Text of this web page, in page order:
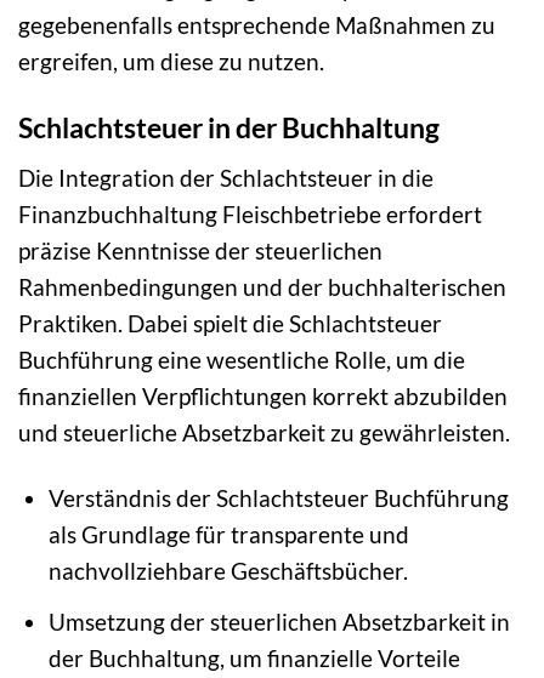
gegebenenfalls entsprechende Maßnahmen zu
ergreifen, um diese zu nutzen.
Schlachtsteuer in der Buchhaltung
Die Integration der Schlachtsteuer in die
Finanzbuchhaltung Fleischbetriebe erfordert
präzise Kenntnisse der steuerlichen
Rahmenbedingungen und der buchhalterischen
Praktiken. Dabei spielt die Schlachtsteuer
Buchführung eine wesentliche Rolle, um die
finanziellen Verpflichtungen korrekt abzubilden
und steuerliche Absetzbarkeit zu gewährleisten.
Verständnis der Schlachtsteuer Buchführung
als Grundlage für transparente und
nachvollziehbare Geschäftsbücher.
Umsetzung der steuerlichen Absetzbarkeit in
der Buchhaltung, um finanzielle Vorteile